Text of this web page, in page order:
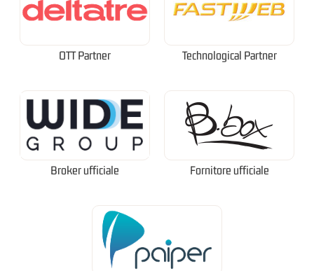
OTT Partner Technological Partner
Broker ufficiale Fornitore ufficiale